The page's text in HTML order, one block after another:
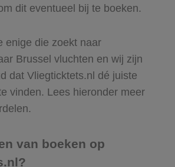
dit eventueel bij te boeken.
enige die zoekt naar
Brussel vluchten en wij zijn
dat Vliegticktets.nl dé juiste
vinden. Lees hieronder meer
van boeken op